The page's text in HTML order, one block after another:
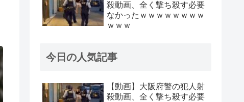
殺動画、全く撃ち殺す必要
なかったｗｗｗｗｗｗｗｗ
ｗｗｗ
今日の人気記事
【動画】大阪府警の犯人射
殺動画、全く撃ち殺す必要